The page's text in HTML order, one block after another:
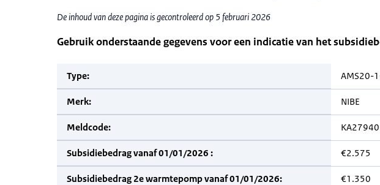
De inhoud van deze pagina is gecontroleerd op 5 februari 2026
Gebruik onderstaande gegevens voor een indicatie van het
Type: AMS20-
Merk: NIBE
Meldcode: KA27940
Subsidiebedrag vanaf 01/01/2026 : €2.575
Subsidiebedrag 2e warmtepomp vanaf 01/01/2026: €1.350